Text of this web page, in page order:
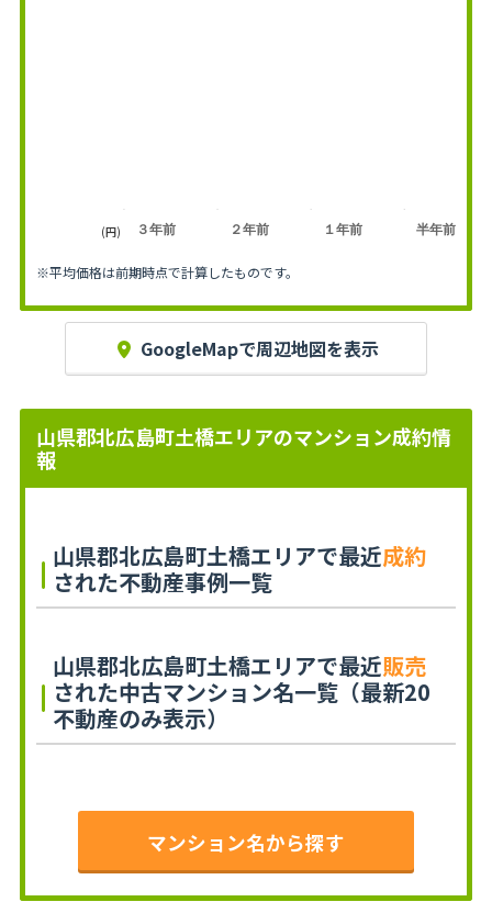
３年前 ２年前 １年前 半年前
(円)
※平均価格は前期時点で計算したものです。
GoogleMapで周辺地図を表示
山県郡北広島町土橋エリアのマンション成約情
報
山県郡北広島町土橋エリアで最近成約
された不動産事例一覧
山県郡北広島町土橋エリアで最近販売
された中古マンション名一覧（最新20
不動産のみ表示）
マンション名から探す